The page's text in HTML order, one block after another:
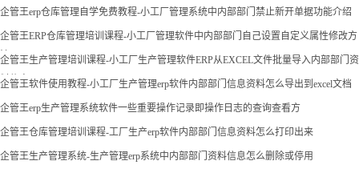
企管王erp仓库管理自学免费教程-小工厂管理系统中内部部门禁止新开单据功能介绍
企管王ERP仓库管理培训课程-小工厂管理软件中内部部门自己设置自定义属性修改方
法
企管王生产管理培训课程-小工厂生产管理软件ERP从EXCEL文件批量导入内部部门资
料信息
企管王软件使用教程-小工厂生产管理erp软件内部部门信息资料怎么导出到excel文档
企管王erp生产管理系统软件一些重要操作记录即操作日志的查询查看方
企管王仓库管理培训课程-工厂生产erp软件内部部门信息资料怎么打印出来
企管王生产管理系统-生产管理erp系统中内部部门资料信息怎么删除或停用